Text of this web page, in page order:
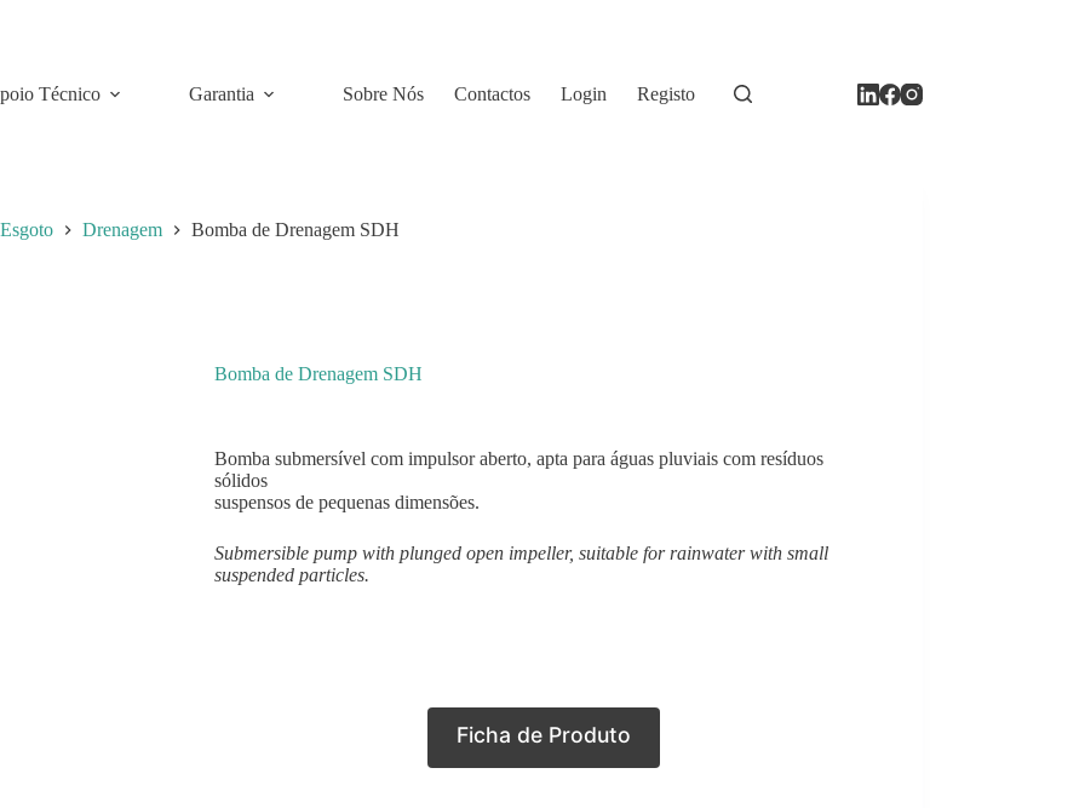
Técnico Garantia Sobre Nós Contactos Login Registo
Drenagem Bomba de Drenagem SDH
Bomba de Drenagem SDH
Bomba submersível com impulsor aberto, apta para águas pluviais com resíduos
sólidos
suspensos de pequenas dimensões.
Submersible pump with plunged open impeller, suitable for rainwater with small
suspended particles.
Ficha de Produto